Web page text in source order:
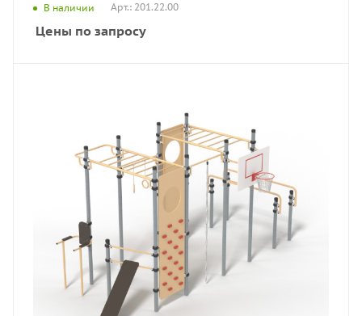
В наличии Арт.: 201.22.00
Цены по запросу